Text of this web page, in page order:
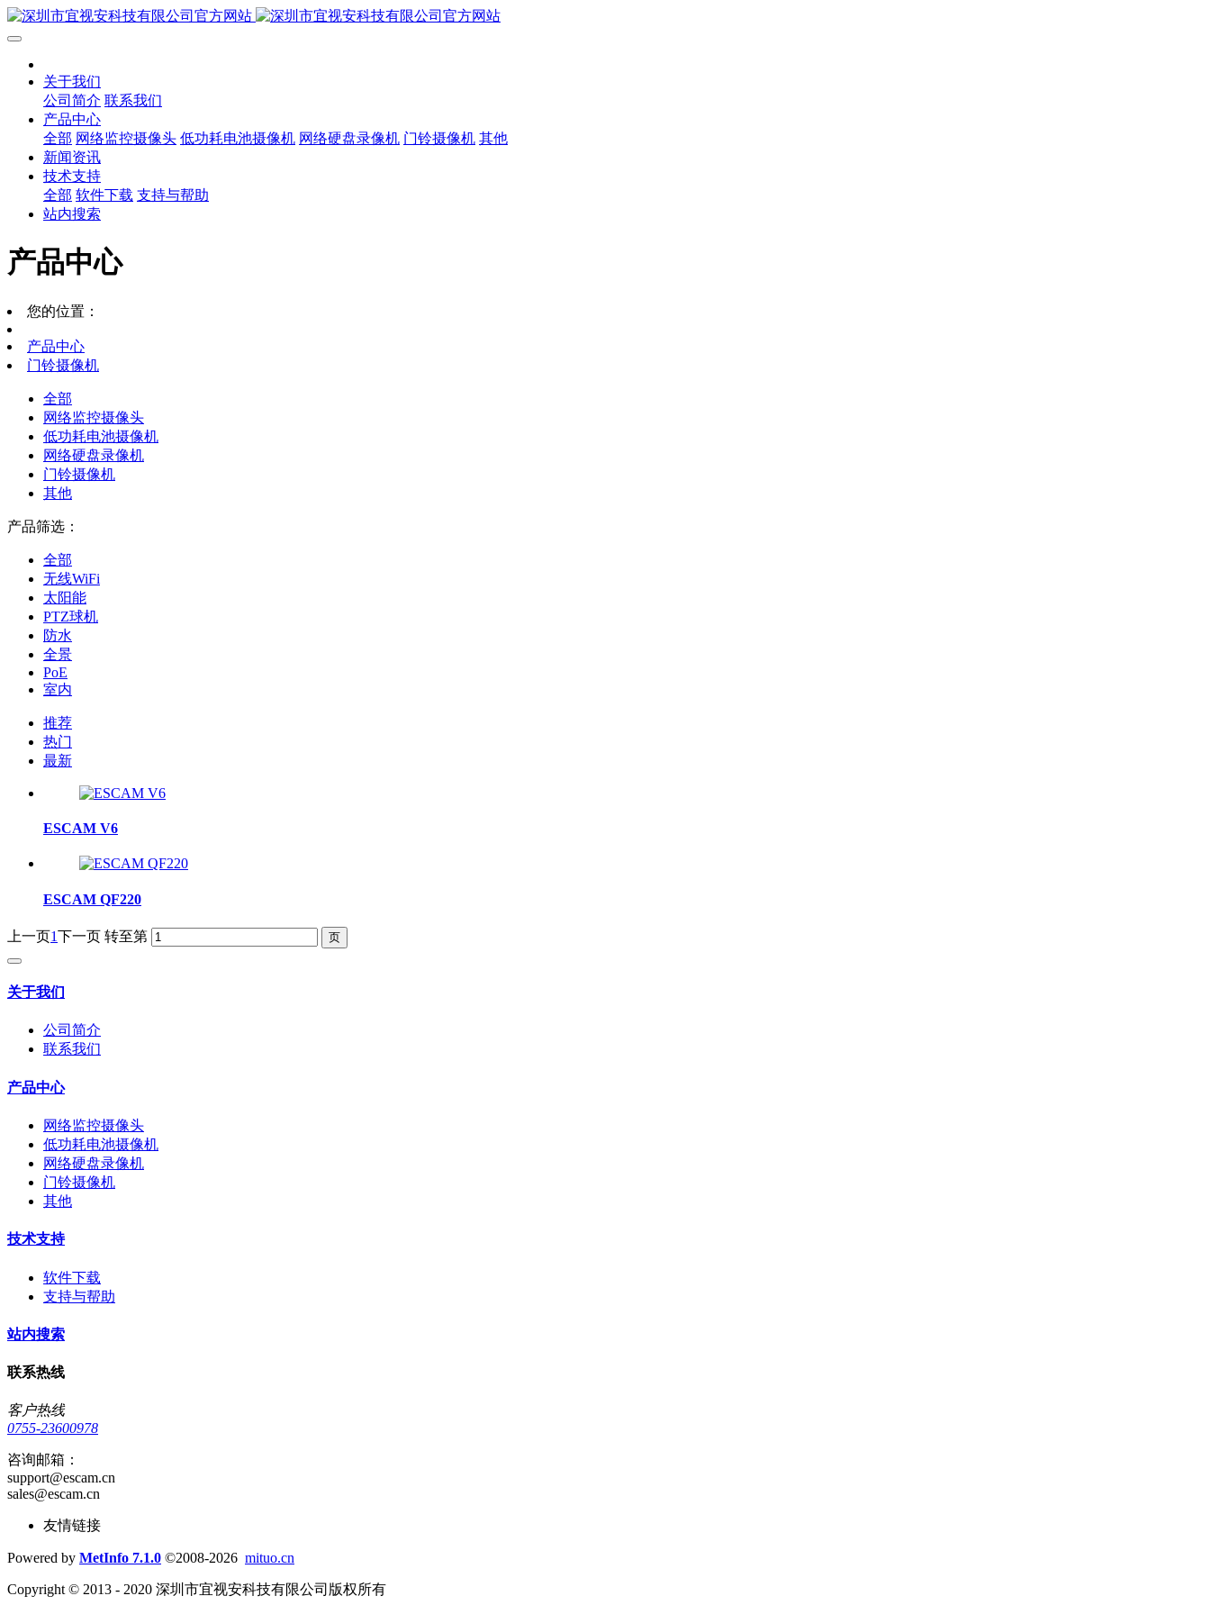
关于我们
公司简介 联系我们
产品中心
全部 网络监控摄像头 低功耗电池摄像机 网络硬盘录像机 门铃摄像机 其他
新闻资讯
技术支持
全部 软件下载 支持与帮助
站内搜索
产品中心
您的位置：
产品中心
门铃摄像机
全部
网络监控摄像头
低功耗电池摄像机
网络硬盘录像机
门铃摄像机
其他
产品筛选：
全部
无线WiFi
太阳能
PTZ球机
防水
全景
PoE
室内
推荐
热门
最新
ESCAM V6
ESCAM QF220
上一页1下一页 转至第
关于我们
公司简介
联系我们
产品中心
网络监控摄像头
低功耗电池摄像机
网络硬盘录像机
门铃摄像机
其他
技术支持
软件下载
支持与帮助
站内搜索
联系热线
客户热线
0755-23600978
咨询邮箱：
support@escam.cn
sales@escam.cn
友情链接
Powered by MetInfo 7.1.0 ©2008-2026 mituo.cn
Copyright © 2013 - 2020 深圳市宜视安科技有限公司版权所有